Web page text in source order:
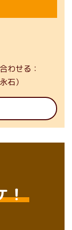
わせる
石）
！